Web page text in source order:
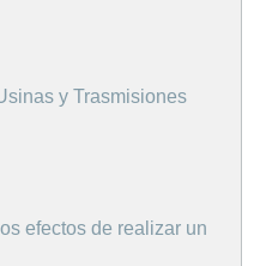
y Trasmisiones
efectos de realizar un